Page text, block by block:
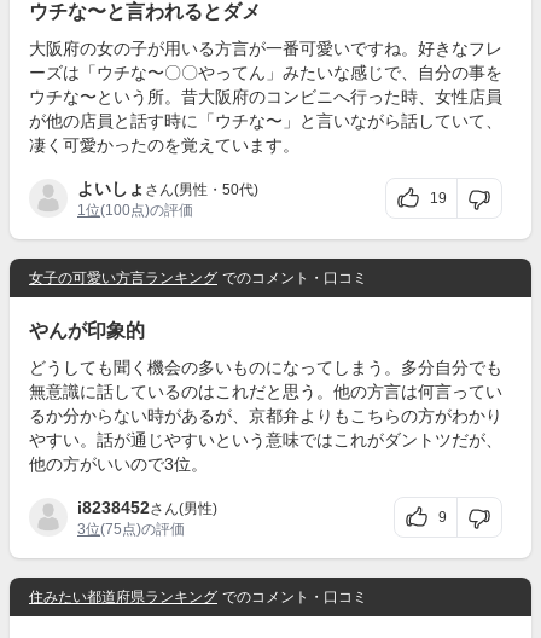
ウチな〜と言われるとダメ
大阪府の女の子が用いる方言が一番可愛いですね。好きなフレ
ーズは「ウチな〜〇〇やってん」みたいな感じで、自分の事を
ウチな〜という所。昔大阪府のコンビニへ行った時、女性店員
が他の店員と話す時に「ウチな〜」と言いながら話していて、
凄く可愛かったのを覚えています。
よいしょ さん(男性・50代)
1位(100点)の評価
19
女子の可愛い方言ランキング でのコメント・口コミ
やんが印象的
どうしても聞く機会の多いものになってしまう。多分自分でも
無意識に話しているのはこれだと思う。他の方言は何言ってい
るか分からない時があるが、京都弁よりもこちらの方がわかり
やすい。話が通じやすいという意味ではこれがダントツだが、
他の方がいいので3位。
i8238452さん(男性)
3位(75点)の評価
9
住みたい都道府県ランキング でのコメント・口コミ